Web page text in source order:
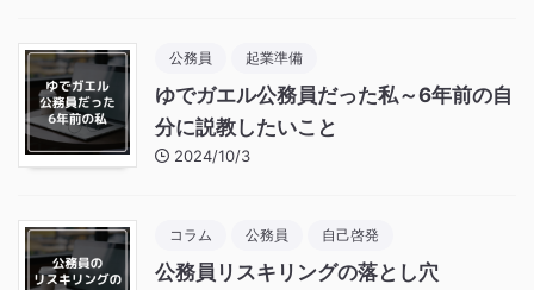
公務員 起業準備
ゆでガエル公務員だった私～6年前の自
分に説教したいこと
2024/10/3
コラム 公務員 自己啓発
公務員リスキリングの落とし穴